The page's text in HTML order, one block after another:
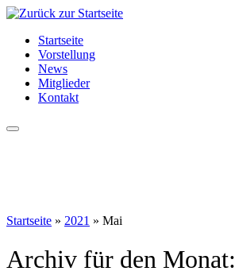
Zum
springenStartseite
Vorstellung
News
Mitglieder
Kontakt
Startseite » 2021 » Mai
Archiv für den Monat: